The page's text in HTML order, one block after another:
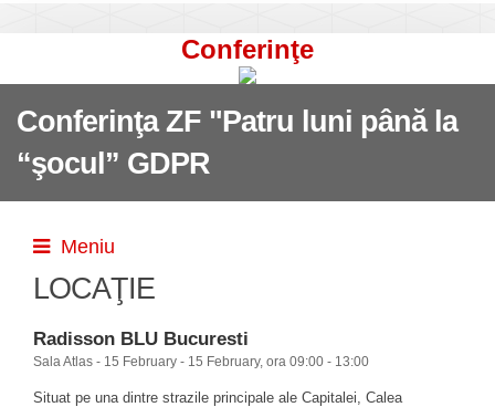
Conferinţe
Conferinţa ZF "Patru luni până la
“şocul” GDPR
Meniu
LOCAŢIE
Radisson BLU Bucuresti
Sala Atlas - 15 February - 15 February, ora 09:00 - 13:00
Situat pe una dintre strazile principale ale Capitalei, Calea